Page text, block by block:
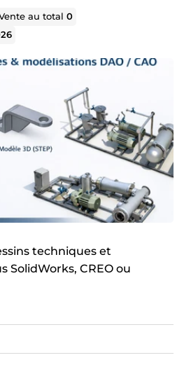
au total0
techniques et
SolidWorks, CREO ou